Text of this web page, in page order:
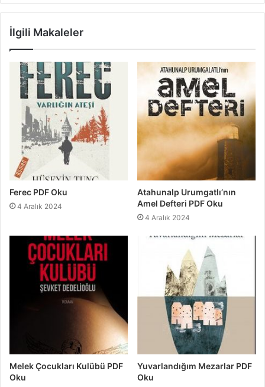
İlgili Makaleler
Ferec PDF Oku
4 Aralık 2024
Atahunalp Urumgatlı’nın
Amel Defteri PDF Oku
4 Aralık 2024
Melek Çocukları Kulübü PDF
Oku
Yuvarlandığım Mezarlar PDF
Oku